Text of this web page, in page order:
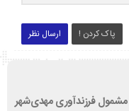
ارسال نظر پاک کردن !
مشمول فرزندآوری مهدی‌شهر